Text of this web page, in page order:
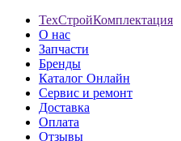
ТехСтройКомплектация
О нас
Запчасти
Бренды
Каталог Онлайн
Сервис и ремонт
Доставка
Оплата
Отзывы